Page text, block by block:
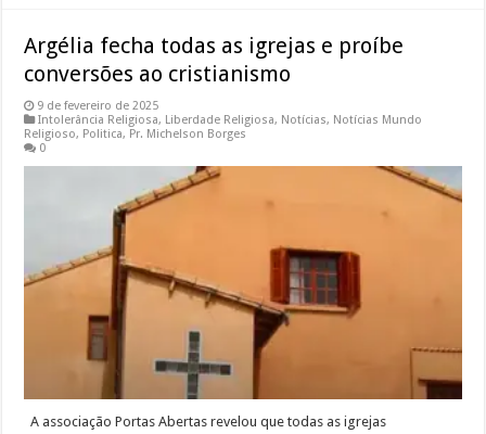
Argélia fecha todas as igrejas e proíbe
conversões ao cristianismo
9 de fevereiro de 2025
Intolerância Religiosa, Liberdade Religiosa, Notícias, Notícias Mundo
Religioso, Politica, Pr. Michelson Borges
0
A associação Portas Abertas revelou que todas as igrejas